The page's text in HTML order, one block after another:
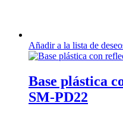
Añadir a la lista de
Base plástica
SM-PD22